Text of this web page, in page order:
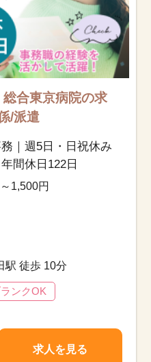
合東京病院の求
/派遣
｜週5日・日祝休み
間休日122日
1,500円
駅 徒歩 10分
ンクOK
求人を見る